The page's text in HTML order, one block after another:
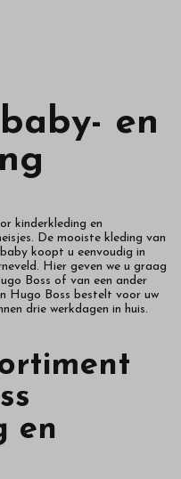
en
kinderkleding en
De mooiste kleding van
koopt u eenvoudig in
Hier geven we u graag
Boss of van een ander
Hugo Boss bestelt voor uw
drie werkdagen in huis.
en